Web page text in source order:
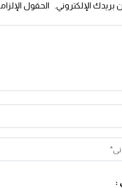
بريدك الإلكتروني. الحقول
: